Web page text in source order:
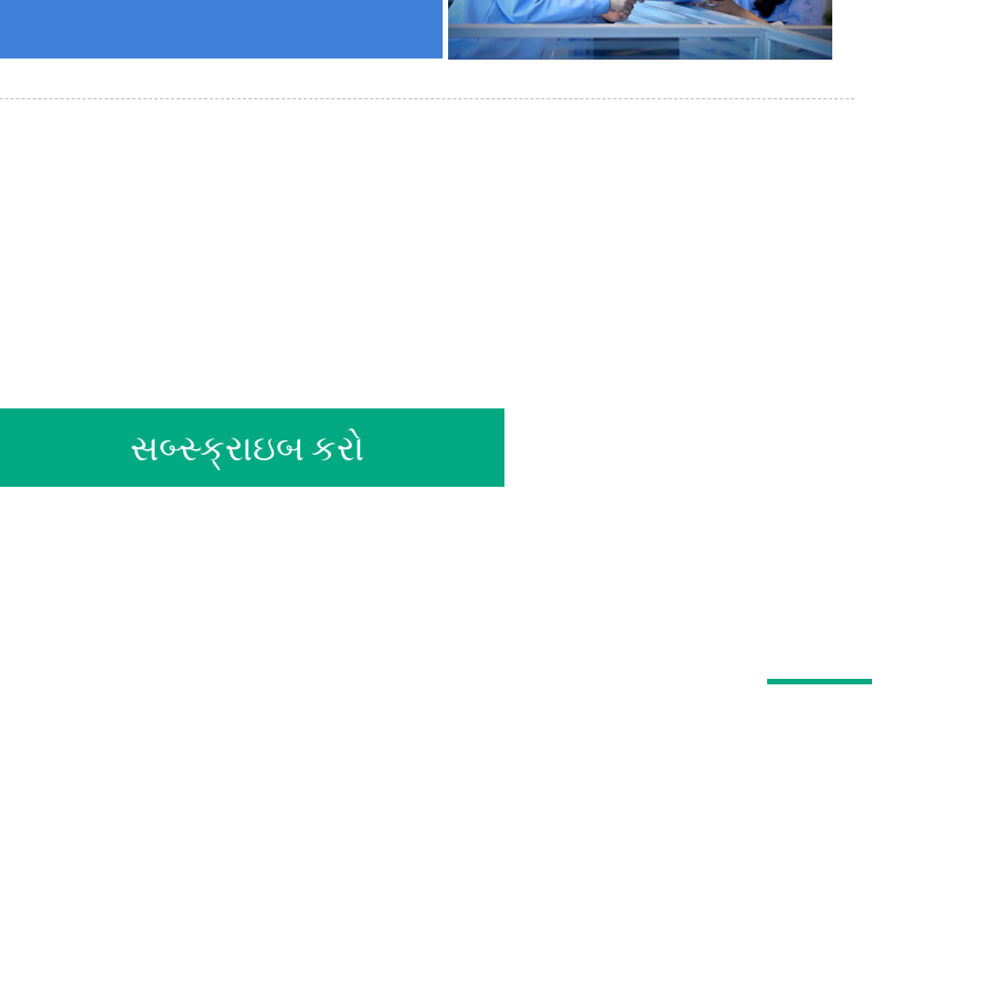
સબ્સ્ક્રાઇબ કરો